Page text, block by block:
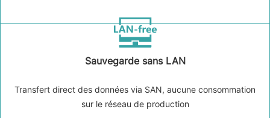
Sauvegarde sans LAN
Transfert direct des données via SAN, aucune consommation
sur le réseau de production